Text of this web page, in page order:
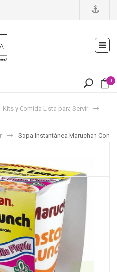
0
Kits y Comida Lista para Servir
Sopa Instantánea Maruchan Con